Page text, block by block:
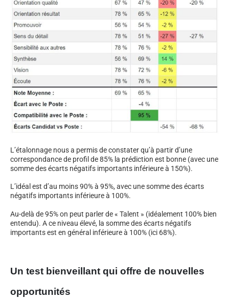
L’étalonnage nous a permis de constater qu’à partir d’une
correspondance de profil de 85% la prédiction est bonne (avec une
somme des écarts négatifs importants inférieure à 150%).
L’idéal est d’au moins 90% à 95%, avec une somme des écarts
négatifs importants inférieure à 100%.
Au-delà de 95% on peut parler de « Talent » (idéalement 100% bien
entendu). A ce niveau élevé, la somme des écarts négatifs
importants est en général inférieure à 100% (ici 68%).
Un test bienveillant qui offre de nouvelles
opportunités